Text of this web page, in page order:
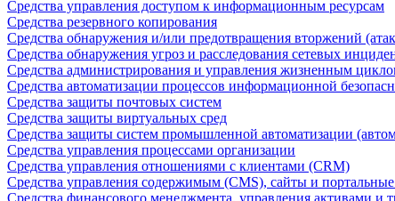
Средства управления доступом к информационным ресурсам
Средства резервного копирования
Средства обнаружения и/или предотвращения вторжений
Средства обнаружения угроз и расследования сетевых
Средства администрирования и управления жизненным
Средства автоматизации процессов информационной
Средства защиты почтовых систем
Средства защиты виртуальных сред
Средства защиты систем промышленной автоматизации
Средства управления процессами организации
Средства управления отношениями с клиентами (CRM)
Средства управления содержимым (CMS), сайты и
Средства финансового менеджмента, управления активами и